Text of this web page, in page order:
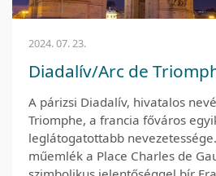
2024. 07. 23.
Diadalív/Arc de
A párizsi Diadalív, hivatalos
Triomphe, a francia főváros
leglátogatottabb
műemlék a Place Charles de